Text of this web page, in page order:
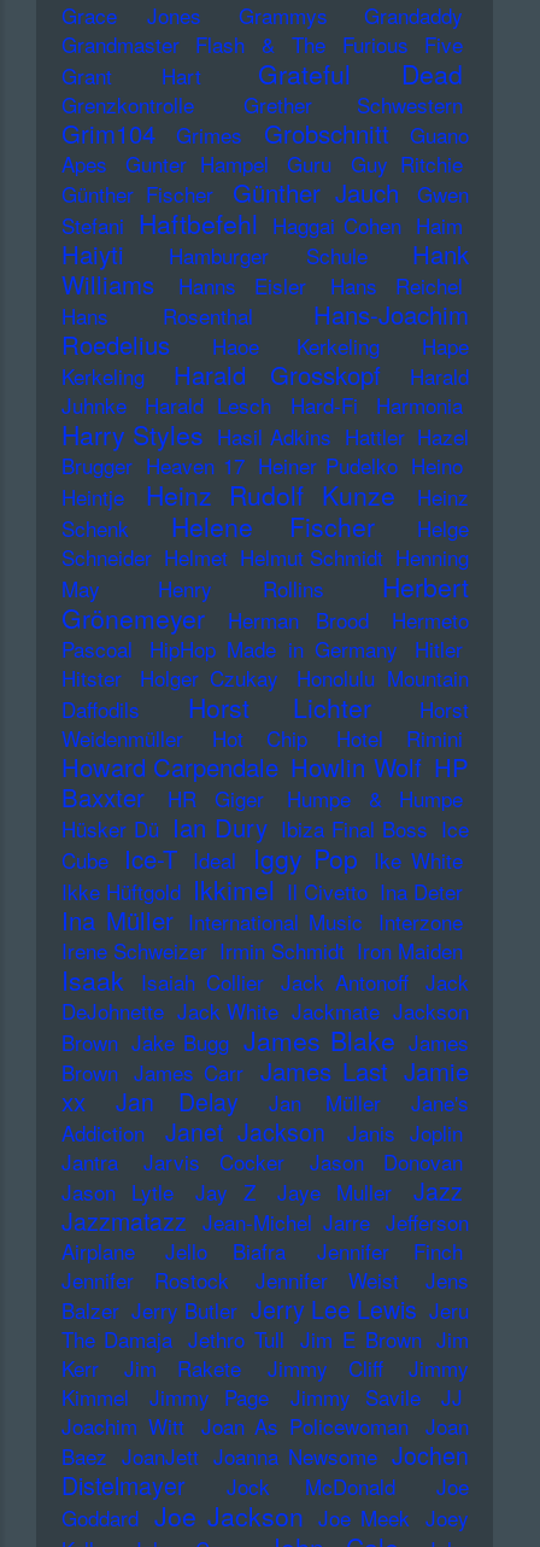
Grace Jones Grammys
Grandaddy
Grandmaster Flash & The Furious Five
Grant Hart
Grateful Dead
Grenzkontrolle Grether Schwestern
Grim104 Grimes Grobschnitt
Guano
Apes
Gunter Hampel Guru
Guy Ritchie
Günther Fischer
Günther Jauch
Gwen
Stefani Haftbefehl Haggai Cohen Haim
Haiyti Hamburger Schule
Hank
Williams
Hanns Eisler
Hans Reichel
Hans Rosenthal
Hans-Joachim
Roedelius
Haoe Kerkeling
Hape
Kerkeling
Harald Grosskopf
Harald
Juhnke
Harald Lesch Hard-Fi Harmonia
Harry Styles Hasil Adkins Hattler Hazel
Brugger Heaven 17 Heiner Pudelko Heino
Heintje
Heinz Rudolf Kunze
Heinz
Schenk
Helene Fischer
Helge
Schneider Helmet Helmut Schmidt Henning
May
Henry Rollins
Herbert
Grönemeyer
Herman Brood
Hermeto
Pascoal
HipHop Made in Germany
Hitler
Hitster
Holger Czukay
Honolulu Mountain
Daffodils
Horst Lichter
Horst
Weidenmüller
Hot Chip Hotel Rimini
Howard Carpendale Howlin Wolf HP
Baxxter
HR Giger
Humpe & Humpe
Hüsker Dü Ian Dury Ibiza Final Boss Ice
Cube
Ice-T Ideal Iggy Pop Ike White
Ikke Hüftgold Ikkimel Il Civetto Ina Deter
Ina Müller International Music Interzone
Irene Schweizer Irmin Schmidt Iron Maiden
Isaak Isaiah Collier Jack Antonoff Jack
DeJohnette Jack White Jackmate Jackson
Brown Jake Bugg James Blake James
Brown James Carr James Last Jamie
xx
Jan Delay Jan Müller
Jane's
Addiction
Janet Jackson
Janis Joplin
Jantra
Jarvis Cocker
Jason Donovan
Jason Lytle
Jay Z Jaye Muller
Jazz
Jazzmatazz Jean-Michel Jarre Jefferson
Airplane
Jello Biafra
Jennifer Finch
Jennifer Rostock
Jennifer Weist
Jens
Balzer Jerry Butler Jerry Lee Lewis Jeru
The Damaja Jethro Tull Jim E Brown Jim
Kerr
Jim Rakete Jimmy Cliff
Jimmy
Kimmel
Jimmy Page Jimmy Savile
JJ
Joachim Witt Joan As Policewoman Joan
Baez JoanJett Joanna Newsome Jochen
Distelmayer
Jock McDonald
Joe
Goddard Joe Jackson Joe Meek Joey